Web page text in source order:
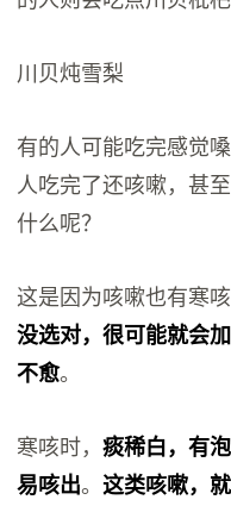
川贝炖雪梨
有的人可能吃完感觉
人吃完了还咳嗽，甚
什么呢？
这是因为咳嗽也有寒
没选对，很可能就会
不愈。
寒咳时，痰稀白，有
易咳出。这类咳嗽，